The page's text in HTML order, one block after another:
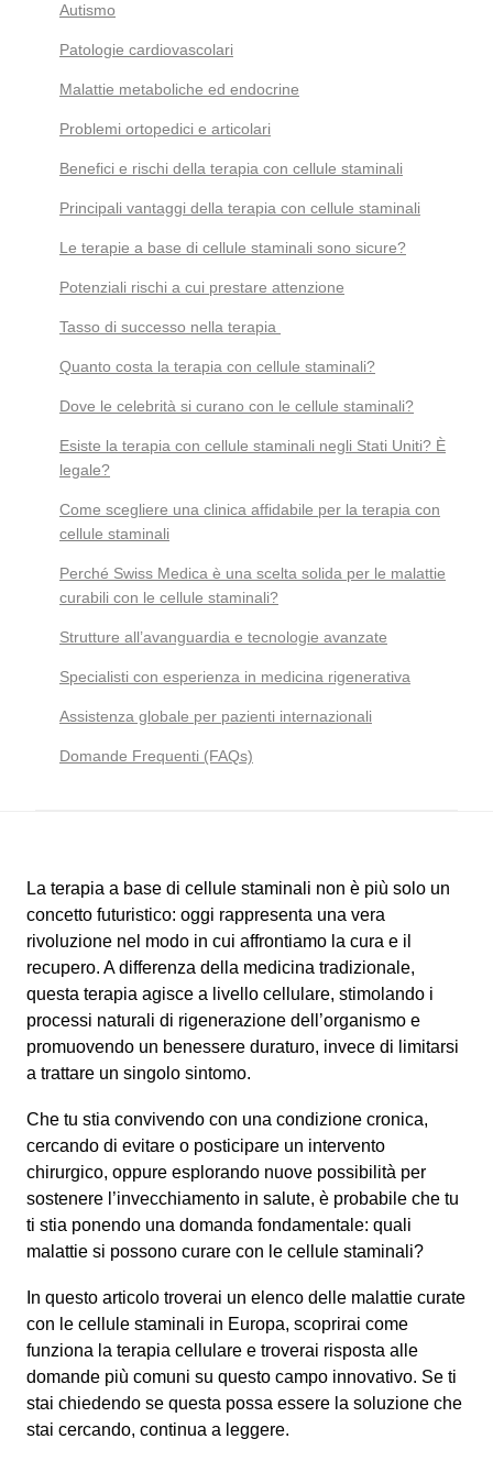
La terapia a base di cellule staminali non è più solo un
concetto futuristico: oggi rappresenta una vera
rivoluzione nel modo in cui affrontiamo la cura e il
recupero. A differenza della medicina tradizionale,
questa terapia agisce a livello cellulare, stimolando i
processi naturali di rigenerazione dell’organismo e
promuovendo un benessere duraturo, invece di limitarsi
a trattare un singolo sintomo.
Che tu stia convivendo con una condizione cronica,
cercando di evitare o posticipare un intervento
chirurgico, oppure esplorando nuove possibilità per
sostenere l’invecchiamento in salute, è probabile che tu
ti stia ponendo una domanda fondamentale: quali
malattie si possono curare con le cellule staminali?
In questo articolo troverai un elenco delle malattie curate
con le cellule staminali in Europa, scoprirai come
funziona la terapia cellulare e troverai risposta alle
domande più comuni su questo campo innovativo. Se ti
stai chiedendo se questa possa essere la soluzione che
stai cercando, continua a leggere.
Autismo
Patologie cardiovascolari
Malattie metaboliche ed endocrine
Problemi ortopedici e articolari
Benefici e rischi della terapia con cellule staminali
Principali vantaggi della terapia con cellule staminali
Le terapie a base di cellule staminali sono sicure?
Potenziali rischi a cui prestare attenzione
Tasso di successo nella terapia
Quanto costa la terapia con cellule staminali?
Dove le celebrità si curano con le cellule staminali?
Esiste la terapia con cellule staminali negli Stati Uniti? È
legale?
Come scegliere una clinica affidabile per la terapia con
cellule staminali
Perché Swiss Medica è una scelta solida per le malattie
curabili con le cellule staminali?
Strutture all’avanguardia e tecnologie avanzate
Specialisti con esperienza in medicina rigenerativa
Assistenza globale per pazienti internazionali
Domande Frequenti (FAQs)